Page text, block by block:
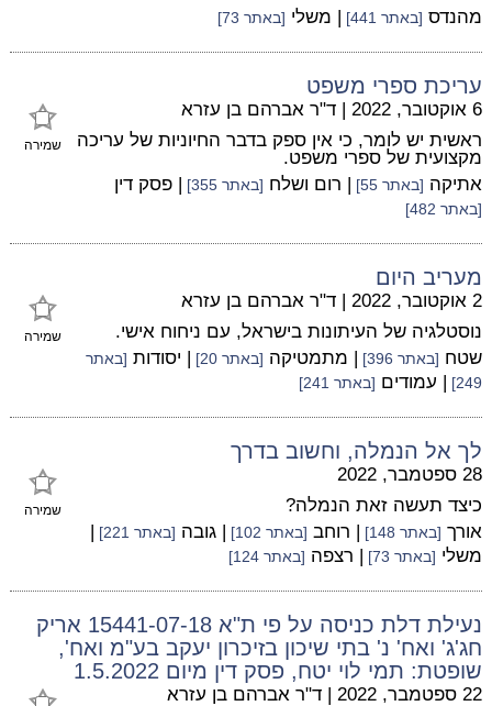
מהנדס [באתר 441] | משלי [באתר 73]
עריכת ספרי משפט
שמירה
6 אוקטובר, 2022 | ד"ר אברהם בן עזרא
ראשית יש לומר, כי אין ספק בדבר החיוניות של עריכה
מקצועית של ספרי משפט.
אתיקה [באתר 55] | רום ושלח [באתר 355] | פסק דין
[באתר 482]
מעריב היום
שמירה
2 אוקטובר, 2022 | ד"ר אברהם בן עזרא
נוסטלגיה של העיתונות בישראל, עם ניחוח אישי.
שטח [באתר 396] | מתמטיקה [באתר 20] | יסודות [באתר
249]
| עמודים [באתר 241]
לך אל הנמלה, וחשוב בדרך
שמירה
28 ספטמבר, 2022
כיצד תעשה זאת הנמלה?
אורך [באתר 148] | רוחב [באתר 102] | גובה [באתר 221]
|
משלי [באתר 73] | רצפה [באתר 124]
נעילת דלת כניסה על פי ת"א 15441-07-18 אריק
חג'ג' ואח' נ' בתי שיכון בזיכרון יעקב בע"מ ואח',
שופטת: תמי לוי יטח, פסק דין מיום 1.5.2022
22 ספטמבר, 2022 | ד"ר אברהם בן עזרא